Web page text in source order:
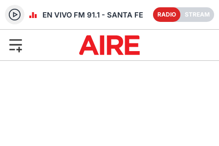
RADIO EN VIVO FM 91.1 - SANTA FE RADIO STREAM